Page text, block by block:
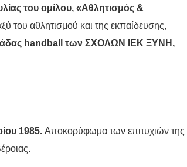
του ομίλου, «Αθλητισμός &
του αθλητισμού και της εκπαίδευσης,
handball
των ΣΧΟΛΩΝ ΙΕΚ ΞΥΝΗ,
1985. Αποκορύφωμα των επιτυχιών της